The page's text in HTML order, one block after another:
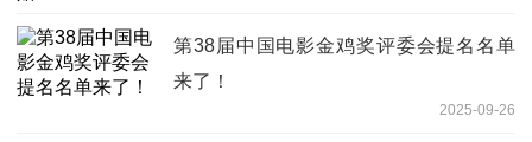
第38届中国电影金鸡奖评委会提名名单
来了！
2025-09-26